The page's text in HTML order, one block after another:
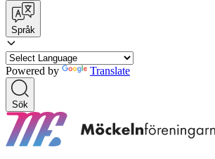
Språk
Powered by Translate
Sök